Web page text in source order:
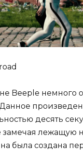
Beeple немного
Данное
десять
замечая лежащую
была создана